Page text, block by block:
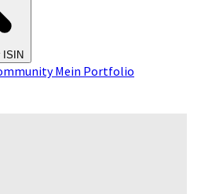
ISIN
Mein Portfolio